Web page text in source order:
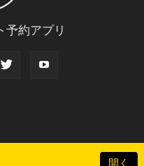
開く
予約アプリ